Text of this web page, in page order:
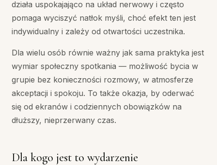
działa uspokajająco na układ nerwowy i często
pomaga wyciszyć natłok myśli, choć efekt ten jest
indywidualny i zależy od otwartości uczestnika.
Dla wielu osób równie ważny jak sama praktyka jest
wymiar społeczny spotkania — możliwość bycia w
grupie bez konieczności rozmowy, w atmosferze
akceptacji i spokoju. To także okazja, by oderwać
się od ekranów i codziennych obowiązków na
dłuższy, nieprzerwany czas.
Dla kogo jest to wydarzenie